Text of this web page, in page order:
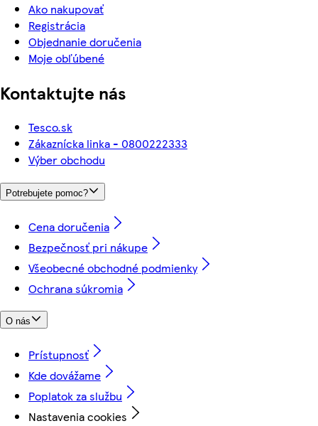
Ako nakupovať
Registrácia
Objednanie doručenia
Moje obľúbené
Kontaktujte nás
Tesco.sk
Zákaznícka linka - 0800222333
Výber obchodu
Potrebujete pomoc?
Cena doručenia
Bezpečnosť pri nákupe
Všeobecné obchodné podmienky
Ochrana súkromia
O nás
Prístupnosť
Kde dovážame
Poplatok za službu
Nastavenia cookies